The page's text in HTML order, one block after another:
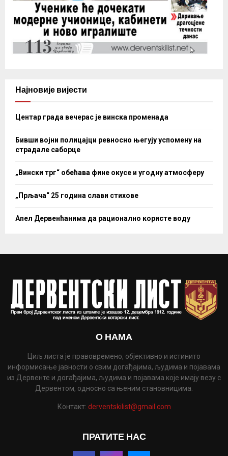
Најновије вијести
Центар града вечерас је винска променада
Бивши војни полицајци ревносно његују успомену на
страдале саборце
„Вински трг“ обећава фине окусе и угодну атмосферу
„Прљача“ 25 година слави стихове
Апел Дервенћанима да рационално користе воду
О НАМА
Циљ листа је правовремено, објективно и истинито
информисање јавности о свим догађајима, људима и појавама
из Дервенте и догађајима, људима и појавама које имају везу с
Дервентом, односно са њеним становницима.
Контакт: derventskilist@gmail.com
ПРАТИТЕ НАС